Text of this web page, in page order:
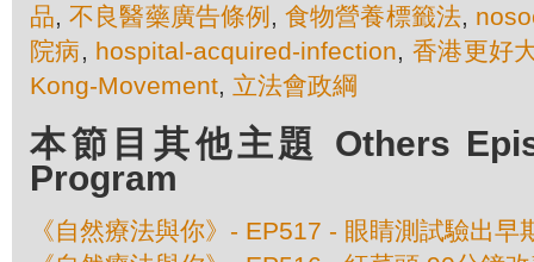
品,不良醫藥廣告條例 ,食物營養標籤法,
院病, hospital-acquired-infection, 香港更好
Kong-Movement, 立法會政綱
本節目其他主題 Others
Program
《自然療法與你》- EP517 - 眼睛測試驗出早